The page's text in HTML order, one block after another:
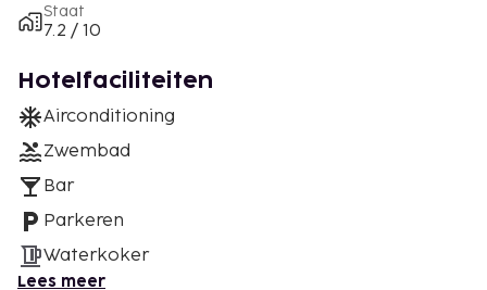
Staat
7.2 / 10
Hotelfaciliteiten
Airconditioning
Zwembad
Bar
Parkeren
Waterkoker
Lees meer